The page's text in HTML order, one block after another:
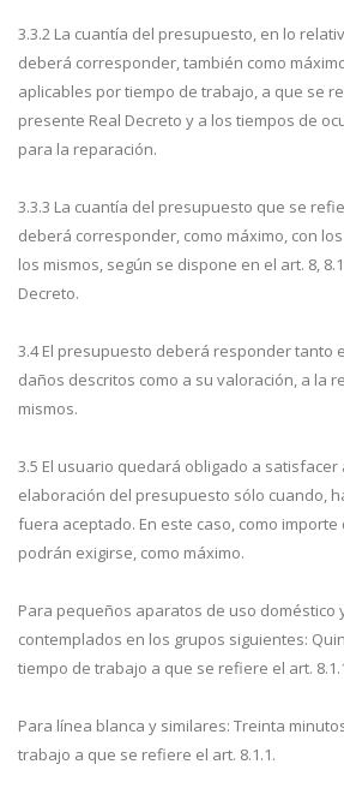
3.3.2 La cuantía del presupuesto, en lo
deberá corresponder, también como
aplicables por tiempo de trabajo, a que se
presente Real Decreto y a los tiempos de
para la reparación.
3.3.3 La cuantía del presupuesto que se
deberá corresponder, como máximo, con
los mismos, según se dispone en el art. 8,
Decreto.
3.4 El presupuesto deberá responder tanto
daños descritos como a su valoración, a la
mismos.
3.5 El usuario quedará obligado a satisfacer
elaboración del presupuesto sólo cuando,
fuera aceptado. En este caso, como
podrán exigirse, como máximo.
Para pequeños aparatos de uso doméstico
contemplados en los grupos siguientes:
tiempo de trabajo a que se refiere el art.
Para línea blanca y similares: Treinta
trabajo a que se refiere el art. 8.1.1.